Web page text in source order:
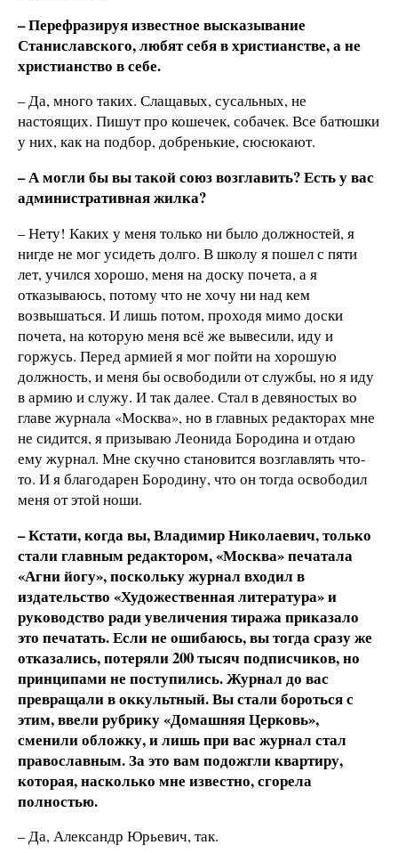
– Перефразируя известное высказывание
Станиславского, любят себя в христианстве, а не
христианство в себе.
– Да, много таких. Слащавых, сусальных, не
настоящих. Пишут про кошечек, собачек. Все батюшки
у них, как на подбор, добренькие, сюсюкают.
– А могли бы вы такой союз возглавить? Есть у вас
административная жилка?
– Нету! Каких у меня только ни было должностей, я
нигде не мог усидеть долго. В школу я пошел с пяти
лет, учился хорошо, меня на доску почета, а я
отказываюсь, потому что не хочу ни над кем
возвышаться. И лишь потом, проходя мимо доски
почета, на которую меня всё же вывесили, иду и
горжусь. Перед армией я мог пойти на хорошую
должность, и меня бы освободили от службы, но я иду
в армию и служу. И так далее. Стал в девяностых во
главе журнала «Москва», но в главных редакторах мне
не сидится, я призываю Леонида Бородина и отдаю
ему журнал. Мне скучно становится возглавлять что-
то. И я благодарен Бородину, что он тогда освободил
меня от этой ноши.
– Кстати, когда вы, Владимир Николаевич, только
стали главным редактором, «Москва» печатала
«Агни йогу», поскольку журнал входил в
издательство «Художественная литература» и
руководство ради увеличения тиража приказало
это печатать. Если не ошибаюсь, вы тогда сразу же
отказались, потеряли 200 тысяч подписчиков, но
принципами не поступились. Журнал до вас
превращали в оккультный. Вы стали бороться с
этим, ввели рубрику «Домашняя Церковь»,
сменили обложку, и лишь при вас журнал стал
православным. За это вам подожгли квартиру,
которая, насколько мне известно, сгорела
полностью.
– Да, Александр Юрьевич, так.